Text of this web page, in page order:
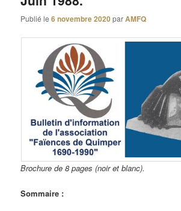
Publié le6 novembre 2020parAMFQ
Brochure de 8 pages (noir et blanc).
Sommaire :